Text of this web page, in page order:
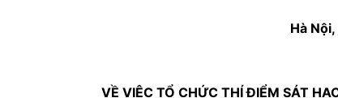
Hà
VỀ VIỆC TỔ CHỨC THÍ ĐIỂM SÁT